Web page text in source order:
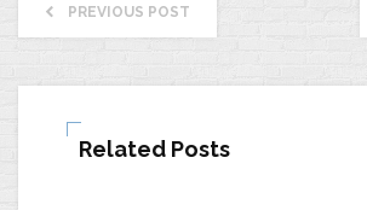
PREVIOUS POST
Related Posts